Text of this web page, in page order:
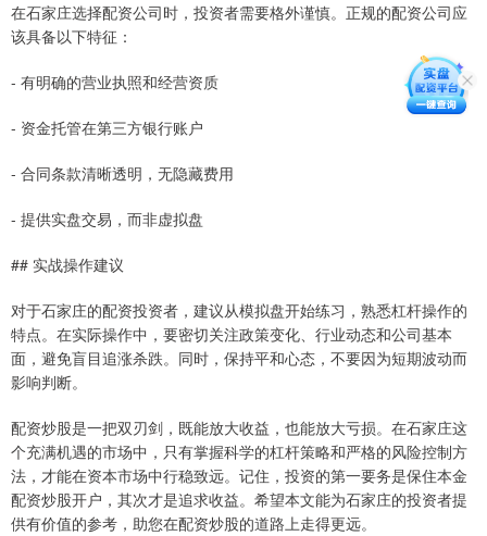
在石家庄选择配资公司时，投资者需要格外谨慎。正规的配资公司应
该具备以下特征：
- 有明确的营业执照和经营资质
- 资金托管在第三方银行账户
- 合同条款清晰透明，无隐藏费用
- 提供实盘交易，而非虚拟盘
## 实战操作建议
对于石家庄的配资投资者，建议从模拟盘开始练习，熟悉杠杆操作的
特点。在实际操作中，要密切关注政策变化、行业动态和公司基本
面，避免盲目追涨杀跌。同时，保持平和心态，不要因为短期波动而
影响判断。
配资炒股是一把双刃剑，既能放大收益，也能放大亏损。在石家庄这
个充满机遇的市场中，只有掌握科学的杠杆策略和严格的风险控制方
法，才能在资本市场中行稳致远。记住，投资的第一要务是保住本金
配资炒股开户，其次才是追求收益。希望本文能为石家庄的投资者提
供有价值的参考，助您在配资炒股的道路上走得更远。